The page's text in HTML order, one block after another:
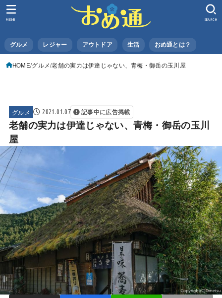
グルメ レジャー アウトドア 生活 おめ通とは？
SEARCH
MENU
HOME グルメ 老舗の実力は伊達じゃない、青梅・御岳の玉川屋
グルメ 2021.01.07 記事中に広告掲載
老舗の実力は伊達じゃない、青梅・御岳の玉川
屋